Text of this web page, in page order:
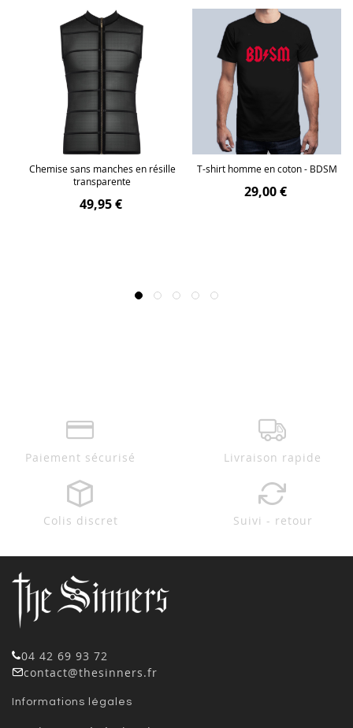
Chemise sans manches en résille
transparente
49,95 €
T-shirt homme en coton - BDSM
29,00 €
Paiement sécurisé Livraison rapide
Colis discret Suivi - retour
04 42 69 93 72
contact@thesinners.fr
Informations légales